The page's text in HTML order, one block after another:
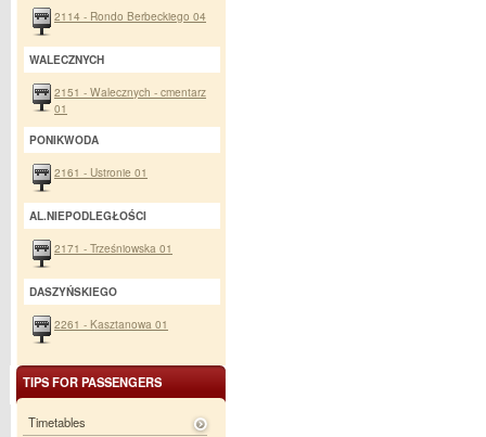
2114 - Rondo Berbeckiego 04
WALECZNYCH
2151 - Walecznych - cmentarz
01
PONIKWODA
2161 - Ustronie 01
AL.NIEPODLEGŁOŚCI
2171 - Trześniowska 01
DASZYŃSKIEGO
2261 - Kasztanowa 01
TIPS FOR PASSENGERS
Timetables